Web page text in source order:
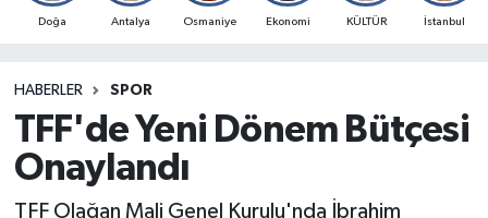
Doğa Antalya Osmaniye Ekonomi KÜLTÜR İstanbul
HABERLER SPOR
TFF'de Yeni Dönem Bütçesi
Onaylandı
TFF Olağan Mali Genel Kurulu'nda İbrahim
MAGAZİN
SPOR
RESMİ İLANLAR
Süper Lig Puan Durumu ve Fikstür
Son Dakika Haberleri
Haber Arşivi